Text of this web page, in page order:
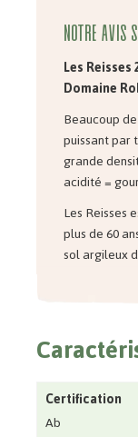
Notre avis
Les
Domaine
Beaucoup
puissant par
grande
acidité =
Les Reisses
plus de 60
sol argileux
Certification
Ab